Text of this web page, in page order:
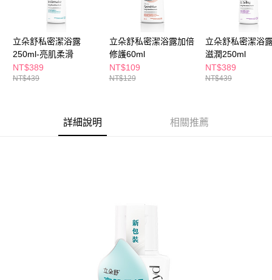
※ 交易是否成功請以「AFTEE先享後付 」之結帳頁面顯示為準，若有關於
是否繳費成功／繳費後需取消欲退款等相關疑問，請聯繫「AFTEE先享後付
【注意事項】
１．透過由恩沛科技股份有限公司提供之「AFTEE先享後付」服務完成之交
易，需依本服務之必要範圍內提供個人資料，並將交易相關給付款項請求債
３．未成年的使用者請事先徵得法定代理人或監護人之同意方可使用
付款後萊爾富取貨
每筆NT$65，滿NT$490(含以上)免運費
7-11取貨付款
每筆NT$65，滿NT$490(含以上)免運費
立朵舒私密潔浴露
250ml-亮肌柔滑
NT$389
NT$439
立朵舒私密潔浴露加倍
修護60ml
NT$109
NT$129
立朵舒私密潔浴
滋潤250ml
NT$389
NT$439
詳細說明 相關推薦